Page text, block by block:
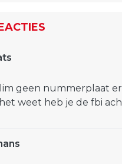
geen nummerplaat
weet heb je de fbi